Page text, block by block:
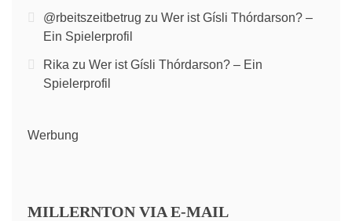
@rbeitszeitbetrug zu Wer ist Gísli Thórdarson? –
Ein Spielerprofil
Rika zu Wer ist Gísli Thórdarson? – Ein
Spielerprofil
Werbung
MILLERNTON VIA E-MAIL